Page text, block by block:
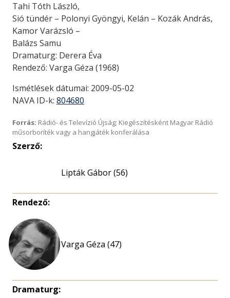
Tahi Tóth László,
Sió tündér – Polonyi Gyöngyi, Kelán – Kozák András,
Kamor Varázsló –
Balázs Samu
Dramaturg: Derera Éva
Rendező: Varga Géza (1968)
Ismétlések dátumai: 2009-05-02
NAVA ID-k: 804680
Forrás: Rádió- és Televízió Újság; Kiegészítésként Magyar Rádió
műsorboríték vagy a hangjáték konferálása
Szerző:
Lipták Gábor (56)
Rendező:
Varga Géza (47)
Dramaturg: